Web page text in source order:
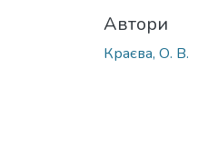
Автори
Краєва, О. В.